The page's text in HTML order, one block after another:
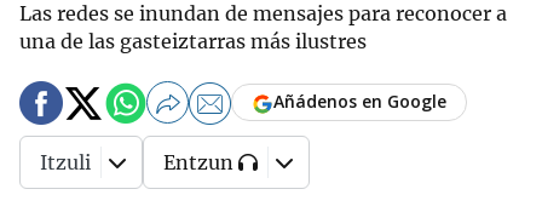
Las redes se inundan de mensajes para reconocer a
una de las gasteiztarras más ilustres
Añádenos en Google
Itzuli Entzun